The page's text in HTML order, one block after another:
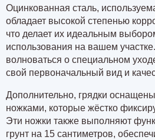
Оцинкованная сталь,
обладает высокой степенью
что делает их идеальным
использования на вашем
волноваться о специальном
свой первоначальный вид и
Дополнительно, грядки
ножками, которые жёстко
Эти ножки также выполняют
грунт на 15 сантиметров,